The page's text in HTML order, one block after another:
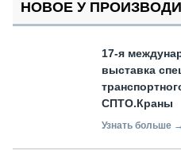
НОВОЕ У
17-я
выставка
СПТО.Краны
Узнать больше →